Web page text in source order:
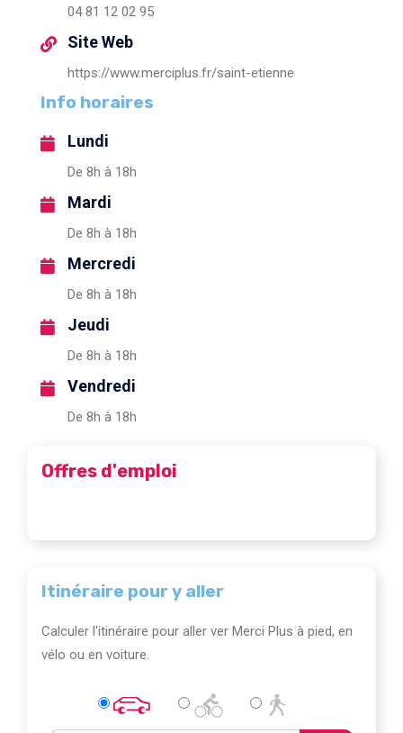
04 81 12 02 95
Site Web
https://www.merciplus.fr/saint-etienne
Info horaires
Lundi
De 8h à 18h
Mardi
De 8h à 18h
Mercredi
De 8h à 18h
Jeudi
De 8h à 18h
Vendredi
De 8h à 18h
Offres d'emploi
Itinéraire pour y aller
Calculer l'itinéraire pour aller ver Merci Plus à pied, en
vélo ou en voiture.